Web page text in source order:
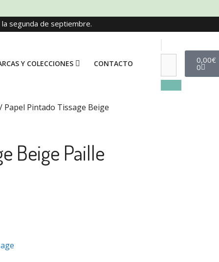
segunda de septiembre.
Y COLECCIONES CONTACTO 0,00€
0
Papel Pintado Tissage Beige
Beige Paille